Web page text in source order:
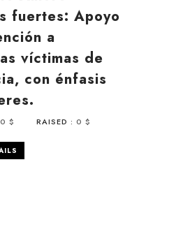
fuertes: Apoyo
a
víctimas de
con énfasis
$ RAISED : 0 $